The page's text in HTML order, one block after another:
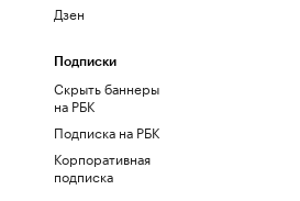
Дзен
Подписки
Скрыть баннеры
на РБК
Подписка на РБК
Корпоративная
подписка